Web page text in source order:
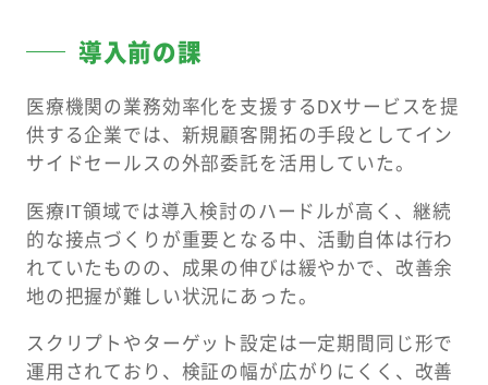
導入前の課
医療機関の業務効率化を支援するDXサービスを提
供する企業では、新規顧客開拓の手段としてイン
サイドセールスの外部委託を活用していた。
医療IT領域では導入検討のハードルが高く、継続
的な接点づくりが重要となる中、活動自体は行わ
れていたものの、成果の伸びは緩やかで、改善余
地の把握が難しい状況にあった。
スクリプトやターゲット設定は一定期間同じ形で
運用されており、検証の幅が広がりにくく、改善